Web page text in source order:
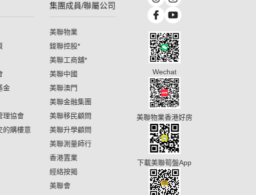
金
理協會
的購樓意
集團成員/聯屬公司
美聯物業
鋑聯控股*
美聯工商舖*
美聯中國
美聯澳門
美聯金融集團
美聯移民顧問
美聯升學顧問
美聯測量師行
香港置業
經絡按揭
美聯會
Wechat
美聯物業香港好房
下載美聯筍盤App